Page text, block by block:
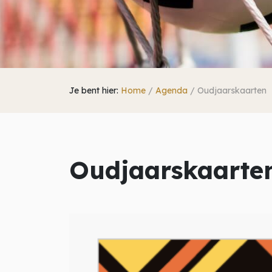
Je bent hier: Home / Agenda / Oudjaarskaarten